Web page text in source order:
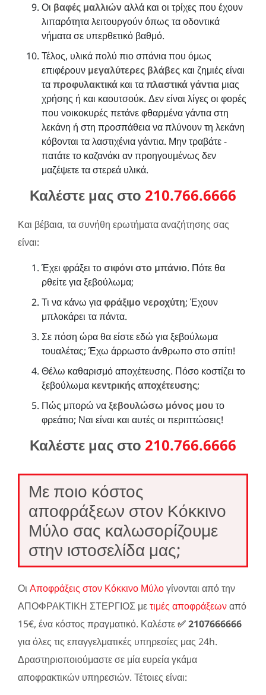
Οι βαφές μαλλιώναλλά και οι τρίχες που έχουν
λιπαρότητα λειτουργούν όπως τα οδοντικά
νήματα σε υπερθετικό βαθμό.
Τέλος, υλικά πολύ πιο σπάνια που όμως
επιφέρουν μεγαλύτερες βλάβες και ζημιές είναι
ταπροφυλακτικά και ταπλαστικά γάντια μιας
χρήσης ή και καουτσούκ. Δεν είναι λίγες οι φορές
που νοικοκυρές πετάνε φθαρμένα γάντια στη
λεκάνη ή στη προσπάθεια να πλύνουν τη λεκάνη
κόβονται τα λαστιχένια γάντια. Μην τραβάτε -
πατάτε το καζανάκι αν προηγουμένως δεν
μαζέψετε τα στερεά υλικά.
Καλέστε μας στο 210.766.6666
Και βέβαια, τα συνήθη ερωτήματα αναζήτησης σας
είναι:
Έχει φράξει τοσιφόνι στο μπάνιο. Πότε θα
ρθείτε για ξεβούλωμα;
Τι να κάνω γιαφράξιμο νεροχύτη; Έχουν
μπλοκάρει τα πάντα.
Σε πόση ώρα θα είστε εδώ για ξεβούλωμα
τουαλέτας; Έχω άρρωστο άνθρωπο στο σπίτι!
Θέλω καθαρισμό αποχέτευσης. Πόσο κοστίζει το
ξεβούλωμα κεντρικής αποχέτευσης;
Πώς μπορώ ναξεβουλώσω μόνος μουτο
φρεάτιο; Ναι είναι και αυτές οι περιπτώσεις!
Καλέστε μας στο 210.766.6666
Με ποιο κόστος
αποφράξεων στον Κόκκινο
Μύλο σας καλωσορίζουμε
στην ιστοσελίδα μας;
Οι Αποφράξεις στον Κόκκινο Μύλογίνονται από την
ΑΠΟΦΡΑΚΤΙΚΗ ΣΤΕΡΓΙΟΣ μετιμές αποφράξεωναπό
15€, ένα κόστος πραγματικό. Καλέστε✅ 2107666666
για όλες τις επαγγελματικές υπηρεσίες μας 24h.
Δραστηριοποιούμαστε σε μία ευρεία γκάμα
αποφρακτικών υπηρεσιών. Τέτοιες είναι: